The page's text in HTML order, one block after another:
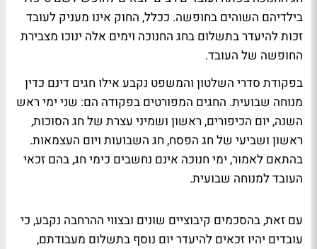
בילדיהם השוהים בחופשה. ככלל, החוק אינו מעניק לעובד
זכות להיעדר בתשלום בחג החנוכה וימים אלה ינוכו מצבירת
החופשה של העובד.
בפקודת סדרי השלטון והמשפט נקבע אילו חגים דינם כדין
מנוחה שבועית. החגים המפורטים בפקודה הם: שני ימי ראש
השנה, יום הכיפורים, ראשון ושמיני עצרת של חג הסוכות,
ראשון ושביעי של חג הפסח, חג השבועות ויום העצמאות.
בהתאם לאמור, ימי חנוכה אינם נחשבים כימי חג, בהם זכאי
העובד למנוחה שבועית.
עם זאת, בהסכמים קיבוציים שונים ובצווי ההרחבה נקבע, כי
עובדים יהיו זכאים להיעדר יום נוסף בתשלום מעבודתם,